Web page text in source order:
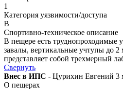
1
Категория уязвимости/доступа
B
Спортивно-техническое описание
В пещере есть труднопроходимые
завалы, вертикальные учтупы до
представляет собой трехмерный
Свернуть
Внес в ИПС - Цурихин Евгений 3
О пещерах